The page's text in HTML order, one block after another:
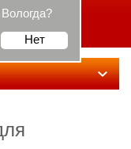
Вологда?
Нет